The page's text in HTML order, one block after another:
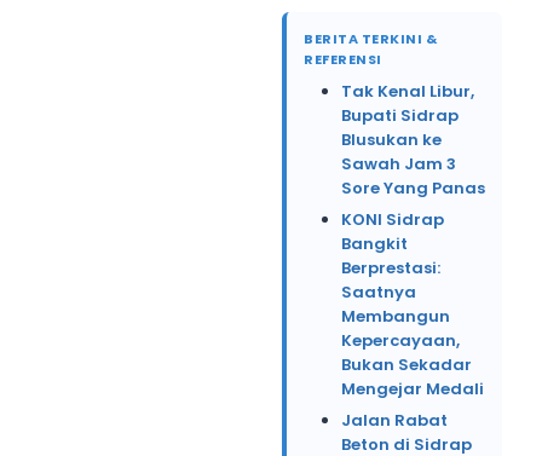
BERITA TERKINI &
REFERENSI
Tak Kenal Libur,
Bupati Sidrap
Blusukan ke
Sawah Jam 3
Sore Yang Panas
KONI Sidrap
Bangkit
Berprestasi:
Saatnya
Membangun
Kepercayaan,
Bukan Sekadar
Mengejar Medali
Jalan Rabat
Beton di Sidrap